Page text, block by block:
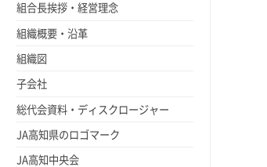
組合長挨拶・経営理念
組織概要・沿革
組織図
子会社
総代会資料・ディスクロージャー
JA高知県のロゴマーク
JA高知中央会